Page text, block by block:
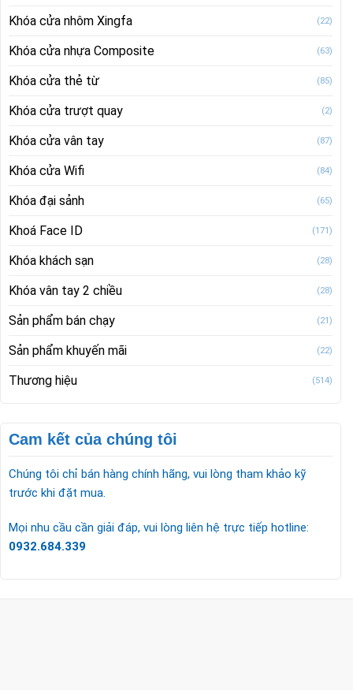
Khóa cửa nhôm Xingfa (22)
Khóa cửa nhựa Composite (63)
Khóa cửa thẻ từ (85)
Khóa cửa trượt quay (2)
Khóa cửa vân tay (87)
Khóa cửa Wifi (84)
Khóa đại sảnh (65)
Khoá Face ID (171)
Khóa khách sạn (28)
Khóa vân tay 2 chiều (28)
Sản phẩm bán chạy (21)
Sản phẩm khuyến mãi (22)
Thương hiệu (514)
Cam kết của chúng tôi
Chúng tôi chỉ bán hàng chính hãng, vui lòng tham khảo kỹ
trước khi đặt mua.
Mọi nhu cầu cần giải đáp, vui lòng liên hệ trực tiếp hotline:
0932.684.339